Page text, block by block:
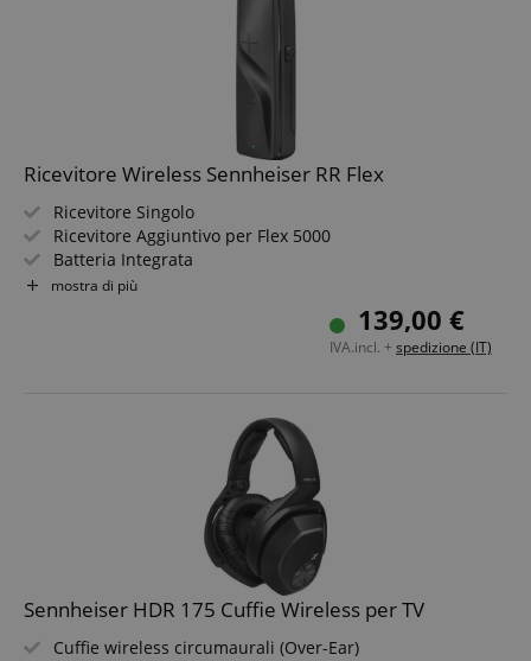
Ricevitore Wireless Sennheiser RR Flex
Ricevitore Singolo
Ricevitore Aggiuntivo per Flex 5000
Batteria Integrata
Design Snello ed Elegante
mostra di più
139,00 €
IVA.incl. + spedizione (IT)
Sennheiser HDR 175 Cuffie Wireless per TV
Cuffie wireless circumaurali (Over-Ear)